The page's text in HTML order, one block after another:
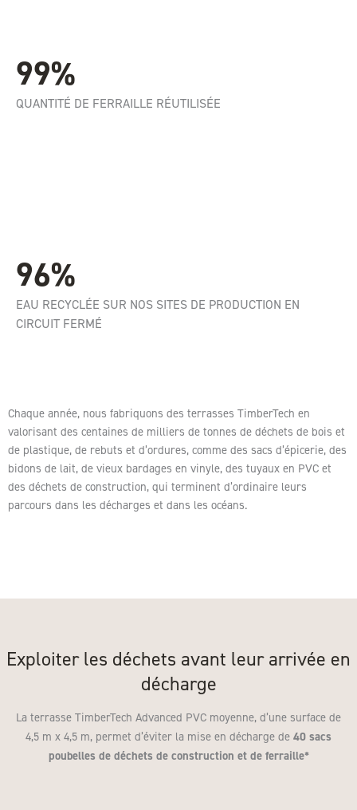
99%
QUANTITÉ DE FERRAILLE RÉUTILISÉE
96%
EAU RECYCLÉE SUR NOS SITES DE PRODUCTION EN
CIRCUIT FERMÉ
Chaque année, nous fabriquons des terrasses TimberTech en
valorisant des centaines de milliers de tonnes de déchets de bois et
de plastique, de rebuts et d’ordures, comme des sacs d’épicerie, des
bidons de lait, de vieux bardages en vinyle, des tuyaux en PVC et
des déchets de construction, qui terminent d’ordinaire leurs
parcours dans les décharges et dans les océans.
Exploiter les déchets avant leur arrivée en
décharge
La terrasse TimberTech Advanced PVC moyenne, d’une surface de
4,5 m x 4,5 m, permet d’éviter la mise en décharge de 40 sacs
poubelles de déchets de construction et de ferraille*